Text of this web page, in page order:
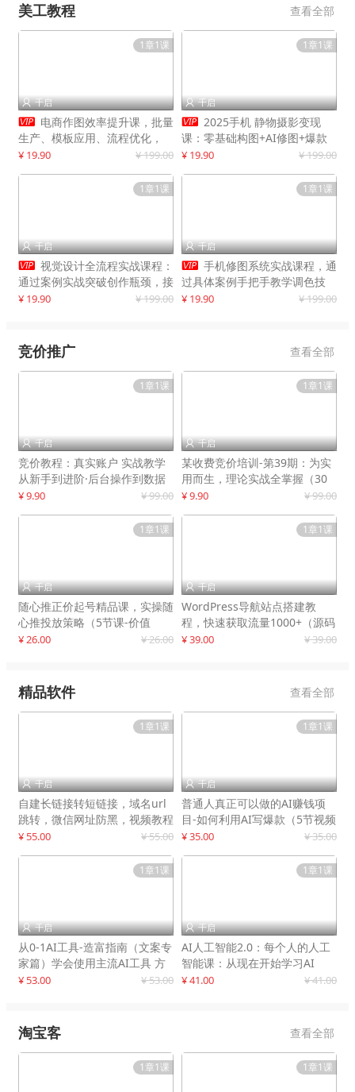
美工教程 查看全部
1章1课
 千启
 电商作图效率提升课，批量
生产、模板应用、流程优化，
20+细分品类实操案例，月赚3
¥ 19.90 ¥ 199.00
1章1课
 千启
 2025手机 静物摄影变现
课：零基础构图+AI修图+爆款
创作
¥ 19.90 ¥ 199.00
1章1课
 千启
 视觉设计全流程实战课程：
通过案例实战突破创作瓶颈，接
单月入20000+
¥ 19.90 ¥ 199.00
1章1课
 千启
 手机修图系统实战课程，通
过具体案例手把手教学调色技
巧，实现副业变现
¥ 19.90 ¥ 199.00
竞价推广 查看全部
1章1课
 千启
竞价教程：真实账户 实战教学
从新手到进阶·后台操作到数据
优化
¥ 9.90 ¥ 99.00
1章1课
 千启
某收费竞价培训-第39期：为实
用而生，理论实战全掌握（30
节课）
¥ 9.90 ¥ 99.00
1章1课
 千启
随心推正价起号精品课，实操随
心推投放策略（5节课-价值
298）
¥ 26.00 ¥ 26.00
1章1课
 千启
WordPress导航站点搭建教
程，快速获取流量1000+（源码
+教程）
¥ 39.00 ¥ 39.00
精品软件 查看全部
1章1课
 千启
自建长链接转短链接，域名url
跳转，微信网址防黑，视频教程
手把手教你
¥ 55.00 ¥ 55.00
1章1课
 千启
普通人真正可以做的AI赚钱项
目-如何利用AI写爆款（5节视频
课）
¥ 35.00 ¥ 35.00
1章1课
 千启
从0-1AI工具-造富指南（文案专
家篇）学会使用主流AI工具 方
法和心法的融合
¥ 53.00 ¥ 53.00
1章1课
 千启
AI人工智能2.0：每个人的人工
智能课：从现在开始学习AI
¥ 41.00 ¥ 41.00
淘宝客 查看全部
1章1课 1章1课